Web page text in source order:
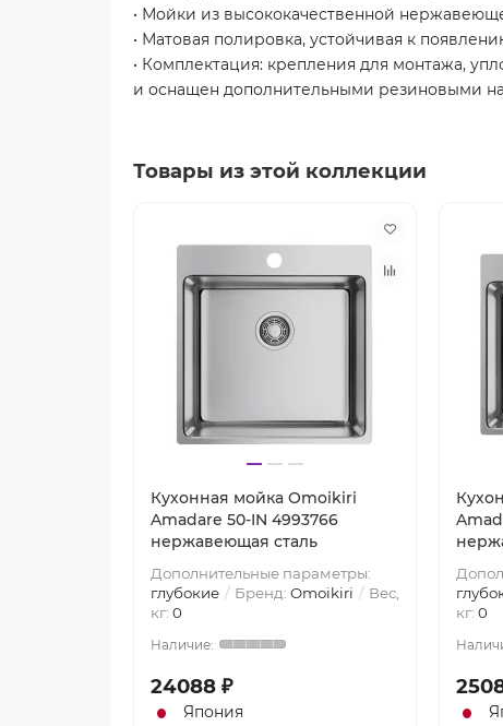
• Мойки из высококачественной
• Матовая полировка, устойчивая к
• Комплектация: крепления для монтажа,
и оснащен дополнительными резиновыми
Товары из этой коллекции
Кухонная мойка Omoikiri
Amadare 50-IN 4993766
нержавеющая сталь
Дополнительные параметры:
глубокие
Бренд: Omoikiri
Вес,
кг: 0
24088 ₽
Япония
кг: 0